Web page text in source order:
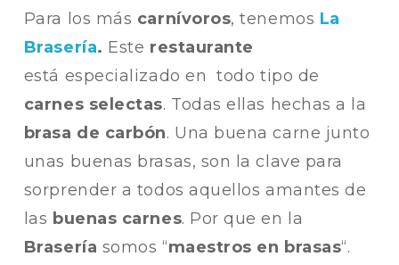
Para los más carnívoros, tenemos La
Brasería. Este restaurante
está especializado en todo tipo de
carnes selectas. Todas ellas hechas a la
brasa de carbón. Una buena carne junto
unas buenas brasas, son la clave para
sorprender a todos aquellos amantes de
las buenas carnes. Por que en la
Brasería somos “maestros en brasas“.